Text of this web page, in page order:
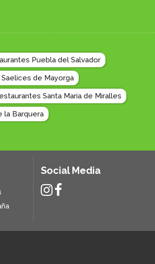
Puebla del Salvador
de Mayorga
Santa Maria de Miralles
la Barquera
Social Media